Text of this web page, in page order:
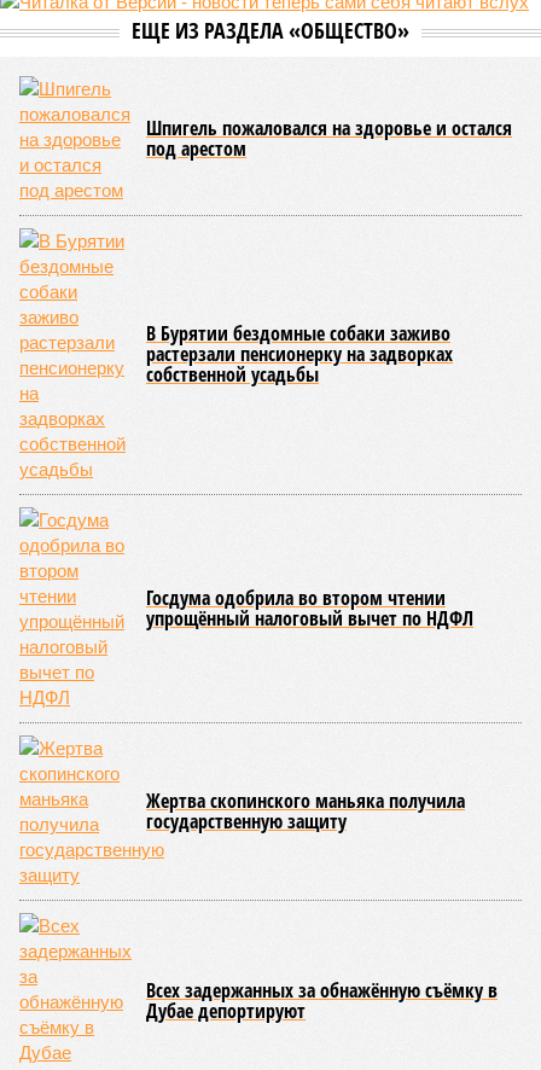
Пока в Ярославском районе СВАО дольщики «Сказочного леса»
заключение о соответствии проектной документации и
разрешение на ввод жилищного комплекса в эксплуатацию –
совсем недалеко, в паре станций метро южнее, на Люблинской
улице, картина, можно сказать, прямо противоположная.
ЖК «Светлый мир «Станция Л»: та же группа компаний-
банкрот Seven Suns Development, та же
схема достройки через Capital Group осенью 2024 года, но
за прошедшие два года результатов, по словам дольщиков,
практически не видно. По информации из профильных
порталов, первую очередь ЖК строители обещают сдать к
декабрю 2026 г., вторую – к марту 2028-го. Но никто при
этом из кураторов стройки не задается вопросом: как эти
сроки должны материализоваться? На строительной
площадке, по свидетельствам дольщиков, регулярно
бывающих у забора, какая-либо техника отсутствует. Ни
бетононасосов, ни работающих кранов, ни признаков
мобилизации подрядчиков. При том, что до «декабря 2026»
осталось менее полугода.
Если в «Сказочном лесу» техзаказчик публично
отчитывался о поэтапной готовности – 90%, затем 97%, с
конкретными инженерными работами (усиление
монолитных конструкций, устранение проектных ошибок) –
то по «Станции Л» подобной публичной отчётности
дольщики не видят. Ни Capital Group, ни кураторы
строительства не подтверждают ни соблюдения графика
строительства, ни объёма фактически выполненных работ.
Напрашивается закономерный вопрос: если
декларируемая «Capital Group модель (достраивать
проблемные объекты SSD») сработала на
Люблино? И означает ли отсутствие техники на площадке,
что в реальности подрядчик по «Станции Л» ещё даже не
определён?
Митингии палаточные лагеря у объекта в
2025–2026 годах, похоже, не изменили ситуацию.